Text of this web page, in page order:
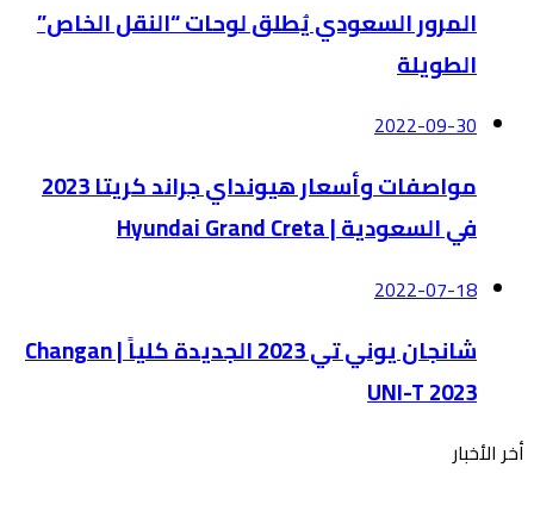
المرور السعودي يُطلق لوحات “النقل الخاص”
الطويلة
2022-09-30
مواصفات وأسعار هيونداي جراند كريتا 2023
في السعودية | Hyundai Grand Creta
2022-07-18
شانجان يوني تي 2023 الجديدة كلياً | Changan
UNI-T 2023
أخر الأخبار